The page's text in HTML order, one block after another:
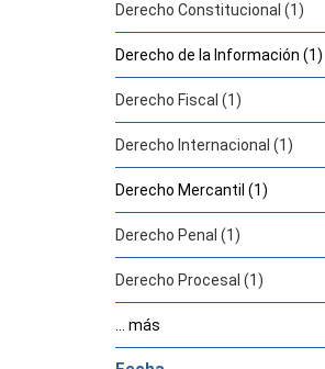
Derecho Constitucional (1)
Derecho de la Información (1)
Derecho Fiscal (1)
Derecho Internacional (1)
Derecho Mercantil (1)
Derecho Penal (1)
Derecho Procesal (1)
... más